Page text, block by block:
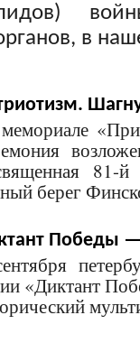
в
81-й
берег
Победы —
«Диктант